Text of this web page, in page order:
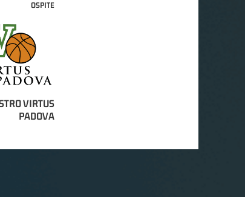
OSPITE
VIRTUS
PADOVA